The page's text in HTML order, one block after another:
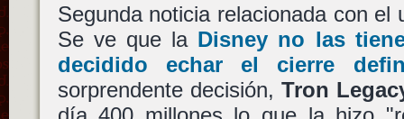
Segunda noticia relacionada con el
Se ve que la Disney no las
decidido echar el cierre
sorprendente decisión,Tron